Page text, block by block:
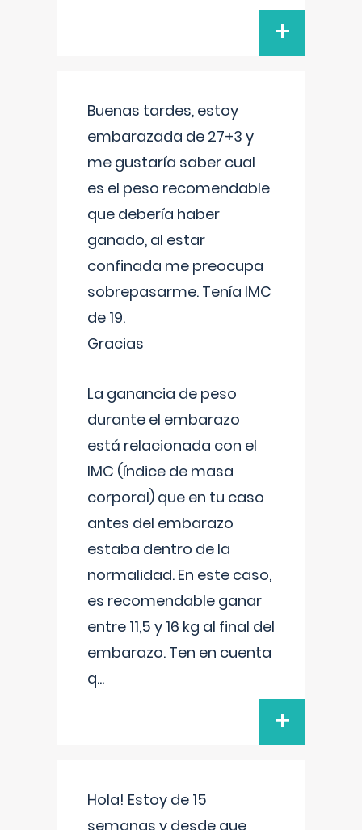
+
Buenas tardes, estoy
embarazada de 27+3 y
me gustaría saber cual
es el peso recomendable
que debería haber
ganado, al estar
confinada me preocupa
sobrepasarme. Tenía IMC
de 19.
Gracias
La ganancia de peso
durante el embarazo
está relacionada con el
IMC (índice de masa
corporal) que en tu caso
antes del embarazo
estaba dentro de la
normalidad. En este caso,
es recomendable ganar
entre 11,5 y 16 kg al final del
embarazo. Ten en cuenta
q...
+
Hola! Estoy de 15
semanas y desde que